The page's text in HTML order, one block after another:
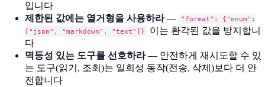
입니다
제한된 값에는 열거형을 사용하라—
"format": {"enum":
["json", "markdown", "text"]}
이는 환각된 값을 방지합니
다
멱등성 있는 도구를 선호하라— 안전하게 재시도할 수 있
는 도구(읽기, 조회)는 일회성 동작(전송, 삭제)보다 더 안
전합니다